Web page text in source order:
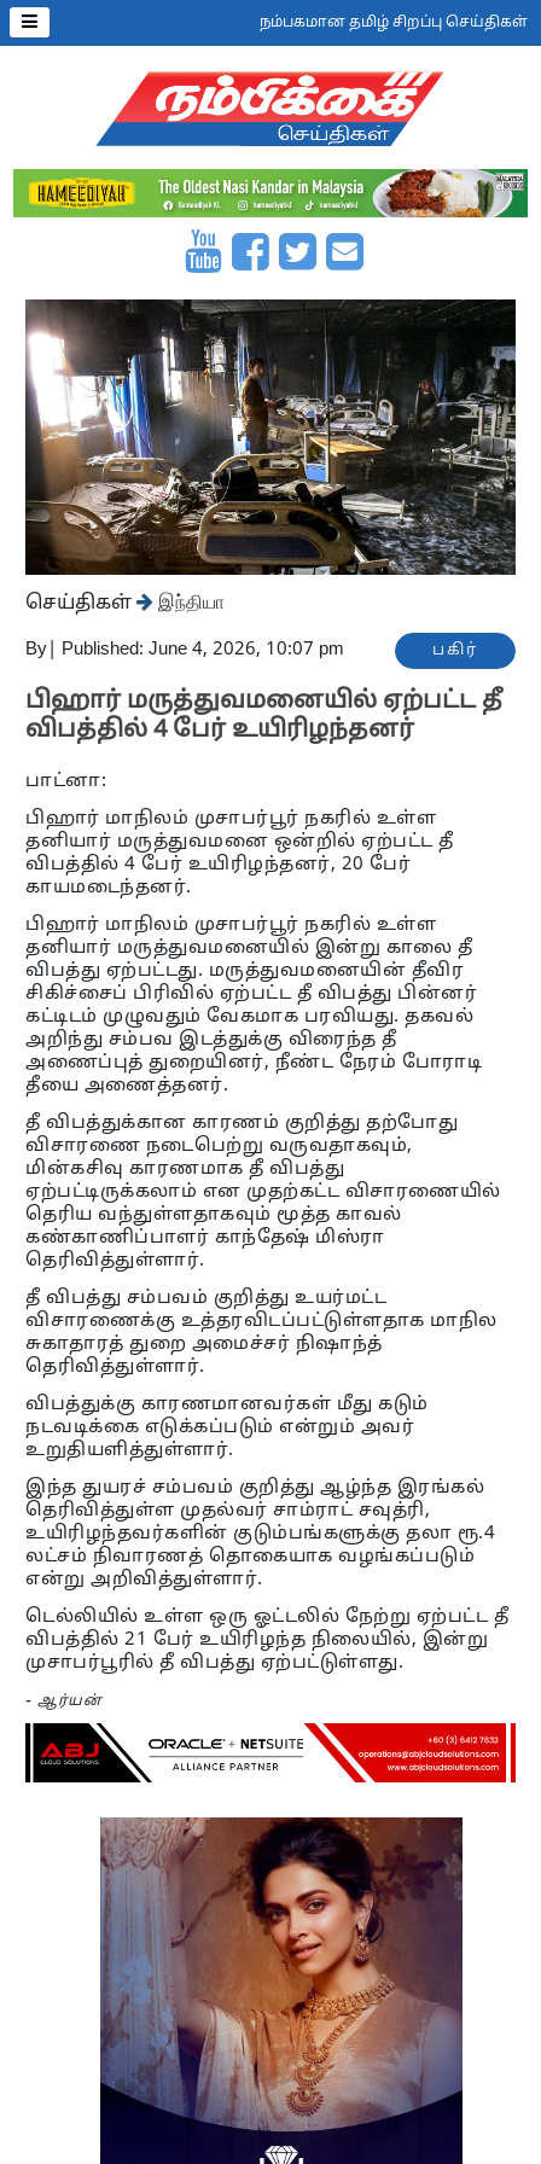
நம்பகமான தமிழ் சிறப்பு செய்திகள்
செய்திகள் இந்தியா
By Published: June 4, 2026, 10:07 pm பகிர்
பிஹார் மருத்துவமனையில் ஏற்பட்ட தீ
விபத்தில் 4 பேர் உயிரிழந்தனர்
பாட்னா:
பிஹார் மாநிலம் முசாபர்பூர் நகரில் உள்ள
தனியார் மருத்துவமனை ஒன்றில் ஏற்பட்ட தீ
விபத்தில் 4 பேர் உயிரிழந்தனர், 20 பேர்
காயமடைந்தனர்.
பிஹார் மாநிலம் முசாபர்பூர் நகரில் உள்ள
தனியார் மருத்துவமனையில் இன்று காலை தீ
விபத்து ஏற்பட்டது. மருத்துவமனையின் தீவிர
சிகிச்சைப் பிரிவில் ஏற்பட்ட தீ விபத்து பின்னர்
கட்டிடம் முழுவதும் வேகமாக பரவியது. தகவல்
அறிந்து சம்பவ இடத்துக்கு விரைந்த தீ
அணைப்புத் துறையினர், நீண்ட நேரம் போராடி
தீயை அணைத்தனர்.
தீ விபத்துக்கான காரணம் குறித்து தற்போது
விசாரணை நடைபெற்று வருவதாகவும்,
மின்கசிவு காரணமாக தீ விபத்து
ஏற்பட்டிருக்கலாம் என முதற்கட்ட விசாரணையில்
தெரிய வந்துள்ளதாகவும் மூத்த காவல்
கண்காணிப்பாளர் காந்தேஷ் மிஸ்ரா
தெரிவித்துள்ளார்.
தீ விபத்து சம்பவம் குறித்து உயர்மட்ட
விசாரணைக்கு உத்தரவிடப்பட்டுள்ளதாக மாநில
சுகாதாரத் துறை அமைச்சர் நிஷாந்த்
தெரிவித்துள்ளார்.
விபத்துக்கு காரணமானவர்கள் மீது கடும்
நடவடிக்கை எடுக்கப்படும் என்றும் அவர்
உறுதியளித்துள்ளார்.
இந்த துயரச் சம்பவம் குறித்து ஆழ்ந்த இரங்கல்
தெரிவித்துள்ள முதல்வர் சாம்ராட் சவுத்ரி,
உயிரிழந்தவர்களின் குடும்பங்களுக்கு தலா ரூ.4
லட்சம் நிவாரணத் தொகையாக வழங்கப்படும்
என்று அறிவித்துள்ளார்.
டெல்லியில் உள்ள ஒரு ஓட்டலில் நேற்று ஏற்பட்ட தீ
விபத்தில் 21 பேர் உயிரிழந்த நிலையில், இன்று
முசாபர்பூரில் தீ விபத்து ஏற்பட்டுள்ளது.
-ஆர்யன்